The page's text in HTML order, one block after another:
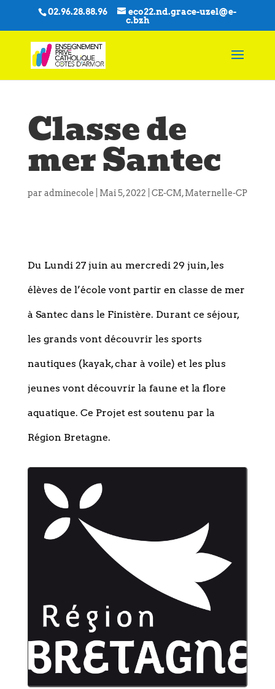
02.96.28.88.96
eco22.nd.grace-uzel@e-
c.bzh
Classe de
mer Santec
par adminecole Mai 5, 2022 CE-CM,Maternelle-CP
Du Lundi 27 juin au mercredi 29 juin, les
élèves de l’école vont partir en classe de mer
à Santec dans le Finistère. Durant ce séjour,
les grands vont découvrir les sports
nautiques (kayak, char à voile) et les plus
jeunes vont découvrir la faune et la flore
aquatique. Ce Projet est soutenu par la
Région Bretagne.